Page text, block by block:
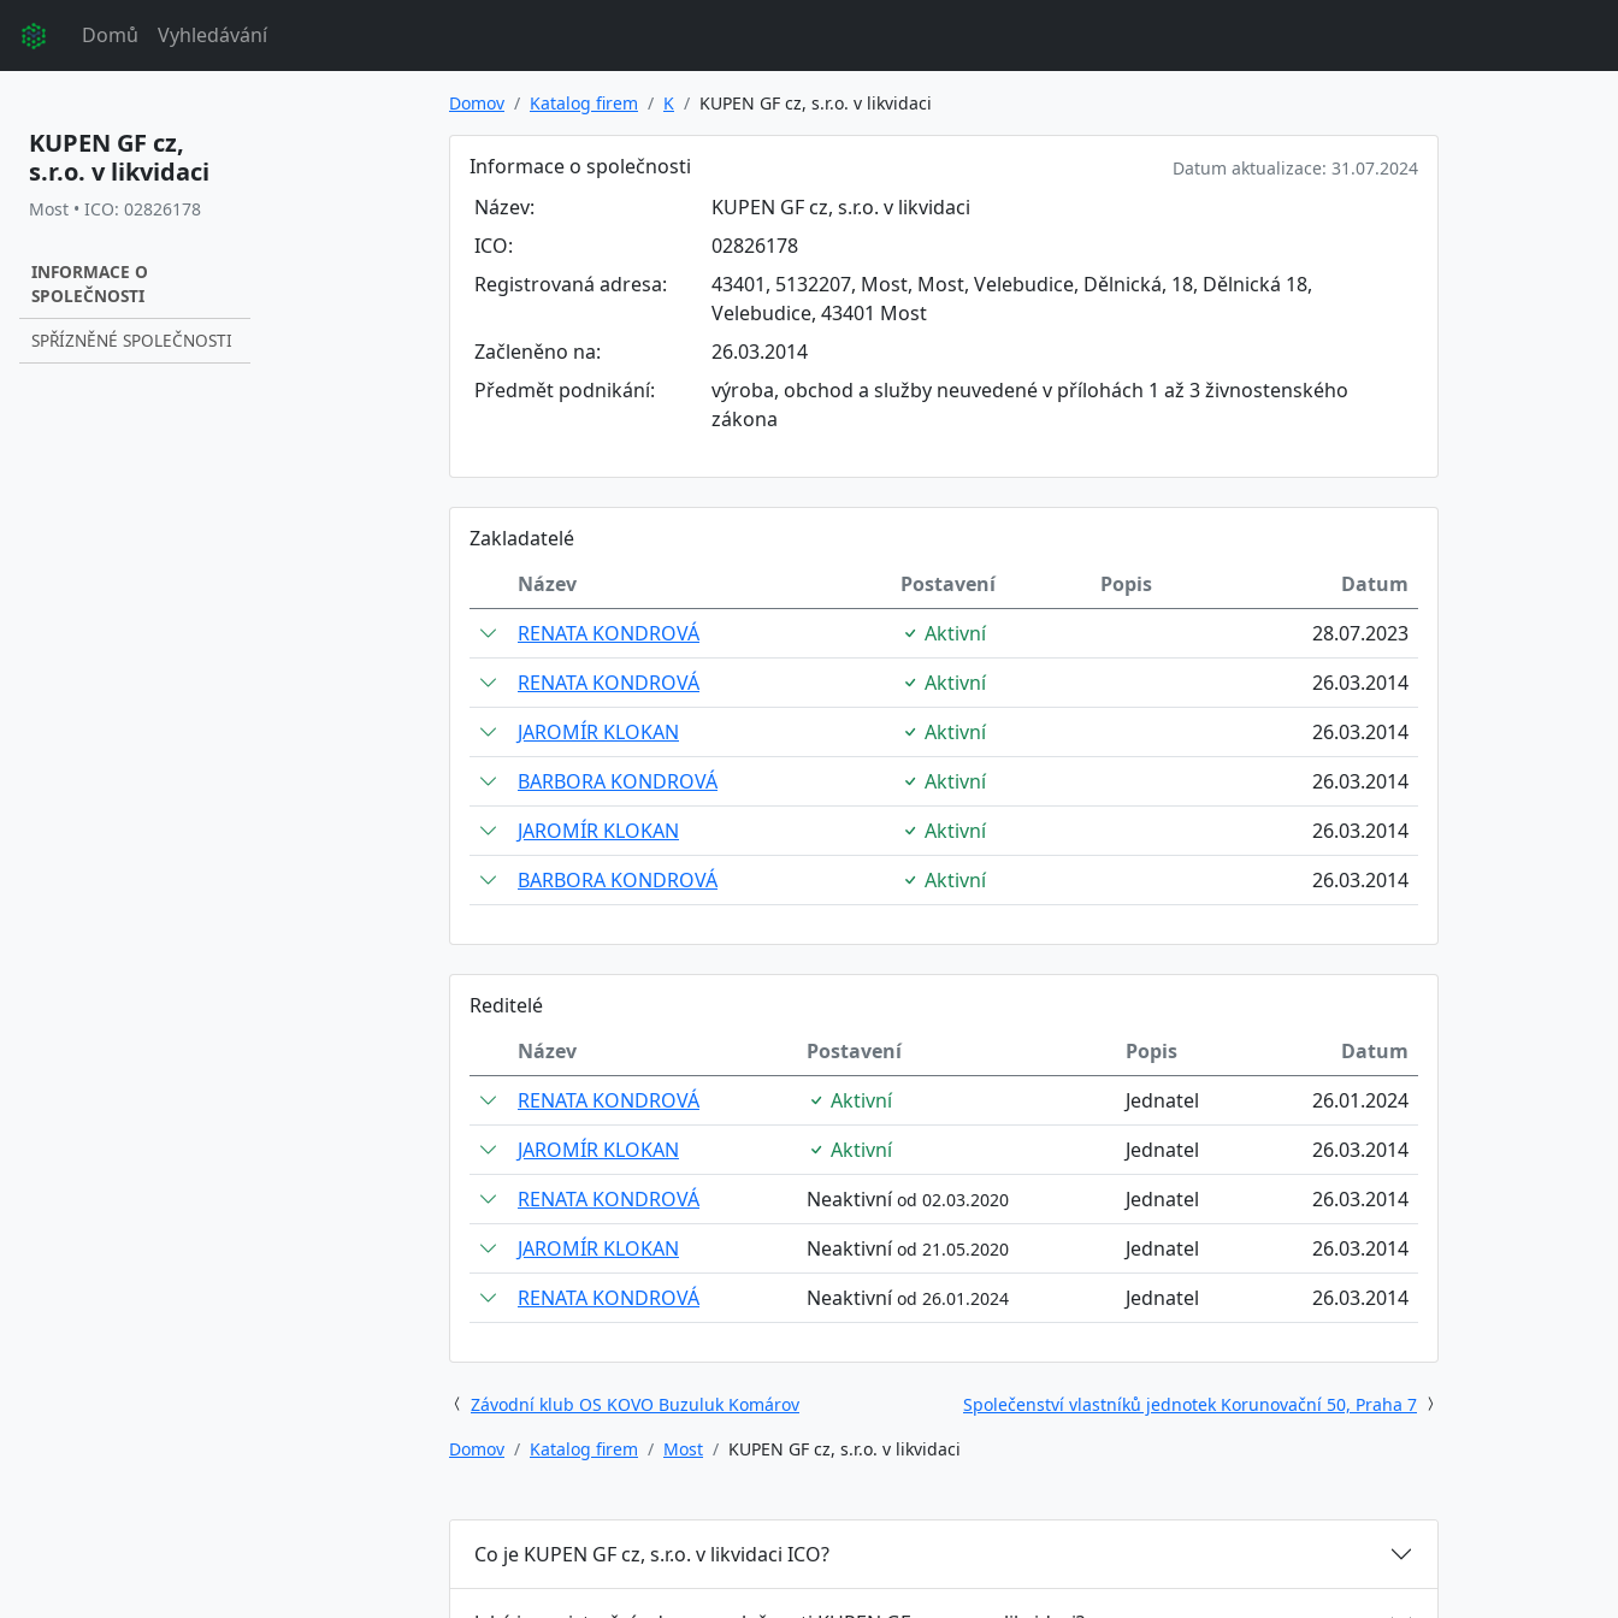
Domů Vyhledávání
KUPEN GF cz,
s.r.o. v likvidaci
Most • ICO: 02826178
INFORMACE O
SPOLEČNOSTI
SPŘÍZNĚNÉ SPOLEČNOSTI
Domov Katalog firem K KUPEN GF cz, s.r.o. v likvidaci
Informace o společnosti Datum aktualizace: 31.07.2024
Název:
KUPEN GF cz, s.r.o. v likvidaci
ICO:
02826178
Registrovaná adresa:
43401, 5132207, Most, Most, Velebudice, Dělnická, 18, Dělnická 18,
Velebudice, 43401 Most
Začleněno na:
26.03.2014
Předmět podnikání:
výroba, obchod a služby neuvedené v přílohách 1 až 3 živnostenského
zákona
Zakladatelé
Název
Postavení Popis
Datum
RENATA KONDROVÁ
Aktivní
28.07.2023
RENATA KONDROVÁ
Aktivní
26.03.2014
JAROMÍR KLOKAN
Aktivní
26.03.2014
BARBORA KONDROVÁ
Aktivní
26.03.2014
JAROMÍR KLOKAN
Aktivní
26.03.2014
BARBORA KONDROVÁ
Aktivní 26.03.2014
Reditelé
Název
Postavení Popis
Datum
RENATA KONDROVÁ
Aktivní Jednatel
26.01.2024
JAROMÍR KLOKAN
Aktivní Jednatel
26.03.2014
RENATA KONDROVÁ
Neaktivníod 02.03.2020 Jednatel
26.03.2014
JAROMÍR KLOKAN
Neaktivníod 21.05.2020 Jednatel
26.03.2014
RENATA KONDROVÁ
Neaktivníod 26.01.2024 Jednatel 26.03.2014
Závodní klub OS KOVO Buzuluk Komárov
Společenství vlastníků jednotek Korunovační 50, Praha 7
Domov
Katalog firem Most KUPEN GF cz, s.r.o. v likvidaci
Co je KUPEN GF cz, s.r.o. v likvidaci ICO?